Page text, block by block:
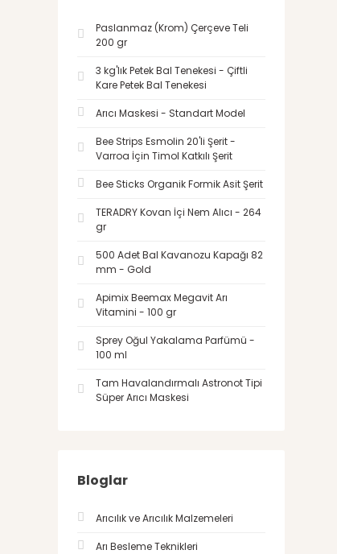
Paslanmaz (Krom) Çerçeve Teli
200 gr
3 kg'lık Petek Bal Tenekesi - Çiftli
Kare Petek Bal Tenekesi
Arıcı Maskesi - Standart Model
Bee Strips Esmolin 20'li Şerit -
Varroa İçin Timol Katkılı Şerit
Bee Sticks Organik Formik Asit Şerit
TERADRY Kovan İçi Nem Alıcı - 264
gr
500 Adet Bal Kavanozu Kapağı 82
mm - Gold
Apimix Beemax Megavit Arı
Vitamini - 100 gr
Sprey Oğul Yakalama Parfümü -
100 ml
Tam Havalandırmalı Astronot Tipi
Süper Arıcı Maskesi
Bloglar
Arıcılık ve Arıcılık Malzemeleri
Arı Besleme Teknikleri